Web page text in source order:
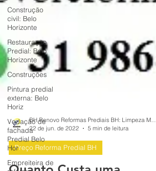
Construção
civil: Belo
Horizonte
Restauração
Predial: Belo
Horizonte
Construções
Pintura predial
externa: Belo
Horiz
Vedação de
fachada
Predial Belo
Hor
Empreiteira de